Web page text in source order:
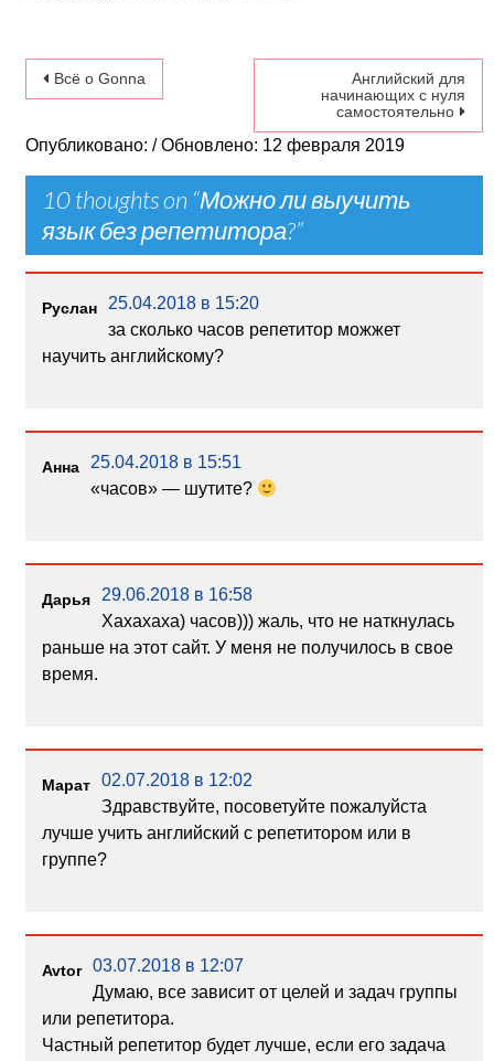
Навигация по записям
Всё о Gonna
Английский для
начинающих с нуля
самостоятельно
Опубликовано: / Обновлено: 12 февраля 2019
10 thoughts on “Можно ли выучить
язык без репетитора?”
Руслан
25.04.2018 в 15:20
за сколько часов репетитор можжет
научить английскому?
Анна
25.04.2018 в 15:51
«часов» — шутите?
Дарья
29.06.2018 в 16:58
Хахахаха) часов))) жаль, что не наткнулась
раньше на этот сайт. У меня не получилось в свое
время.
Марат
02.07.2018 в 12:02
Здравствуйте, посоветуйте пожалуйста
лучше учить английский с репетитором или в
группе?
Avtor
03.07.2018 в 12:07
Думаю, все зависит от целей и задач группы
или репетитора.
Частный репетитор будет лучше, если его задача